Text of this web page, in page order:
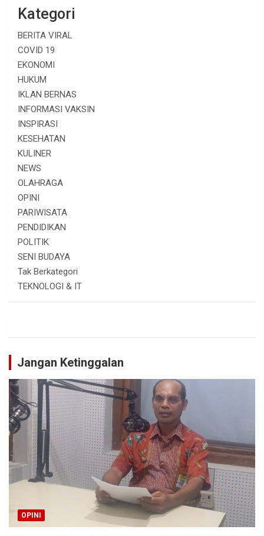
Kategori
BERITA VIRAL
COVID 19
EKONOMI
HUKUM
IKLAN BERNAS
INFORMASI VAKSIN
INSPIRASI
KESEHATAN
KULINER
NEWS
OLAHRAGA
OPINI
PARIWISATA
PENDIDIKAN
POLITIK
SENI BUDAYA
Tak Berkategori
TEKNOLOGI & IT
Jangan Ketinggalan
OPINI